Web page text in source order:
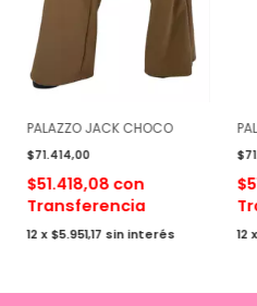
PALAZZO JACK CHOCO
$71.414,00
$51.418,08 con
Transferencia
12 x $5.951,17 sin interés 12 x